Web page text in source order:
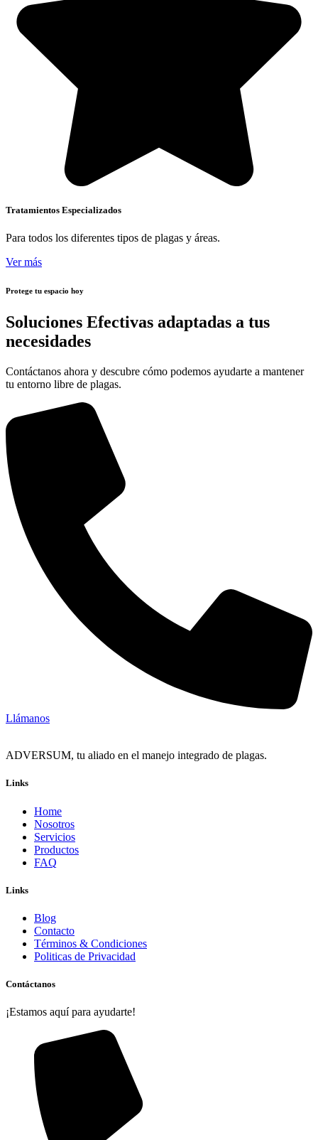
Tratamientos Especializados
Para todos los diferentes tipos de plagas y áreas.
Ver más
Protege tu espacio hoy
Soluciones Efectivas adaptadas a tus
necesidades
Contáctanos ahora y descubre cómo podemos ayudarte a mantener
tu entorno libre de plagas.
Llámanos
ADVERSUM, tu aliado en el manejo integrado de plagas.
Links
Home
Nosotros
Servicios
Productos
FAQ
Links
Blog
Contacto
Términos & Condiciones
Politicas de Privacidad
Contáctanos
¡Estamos aquí para ayudarte!